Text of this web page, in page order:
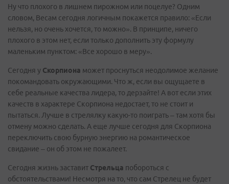
Ну что плохого в лишнем пирожном или поцелуе? Одним
словом, Весам сегодня логичным покажется правило: «Если
нельзя, но очень хочется, то можно». В принципе, ничего
плохого в этом нет, если только дополнить эту формулу
маленьким пунктом: «Все хорошо в меру».
Сегодня у Скорпиона может проснуться неодолимое желание
покомандовать окружающими. Что ж, если вы ощущаете в
себе реальные качества лидера, то дерзайте! А вот если этих
качеств в характере Скорпиона недостает, то не стоит и
пытаться. Лучше в стрелялку какую-то поиграть – там хотя бы
отмену можно сделать. А еще лучше сегодня для Скорпиона
переключить свою бурную энергию на романтическое
свидание – он об этом не пожалеет.
Сегодня жизнь заставит Стрельца побороться с
обстоятельствами! Несмотря на то, что сам Стрелец не будет